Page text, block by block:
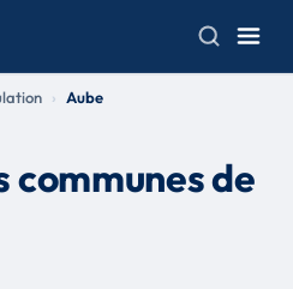
Aube
communes de